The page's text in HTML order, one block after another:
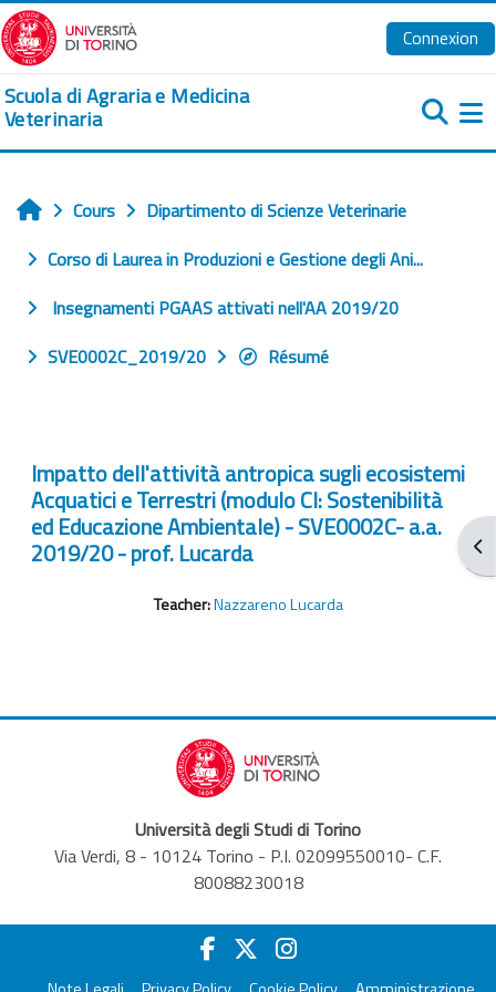
Passer au contenu principal
Connexion
Scuola di Agraria e Medicina
Veterinaria
Accueil
Cours
Dipartimento di Scienze Veterinarie
Corso di Laurea in Produzioni e Gestione degli Ani...
Insegnamenti PGAAS attivati nell'AA 2019/20
SVE0002C_2019/20
Résumé
Impatto dell'attività antropica sugli ecosistemi
Acquatici e Terrestri (modulo CI: Sostenibilità
ed Educazione Ambientale) - SVE0002C- a.a.
2019/20 - prof. Lucarda
Teacher:Nazzareno Lucarda
Università degli Studi di Torino
Via Verdi, 8 - 10124 Torino - P.I. 02099550010- C.F.
80088230018